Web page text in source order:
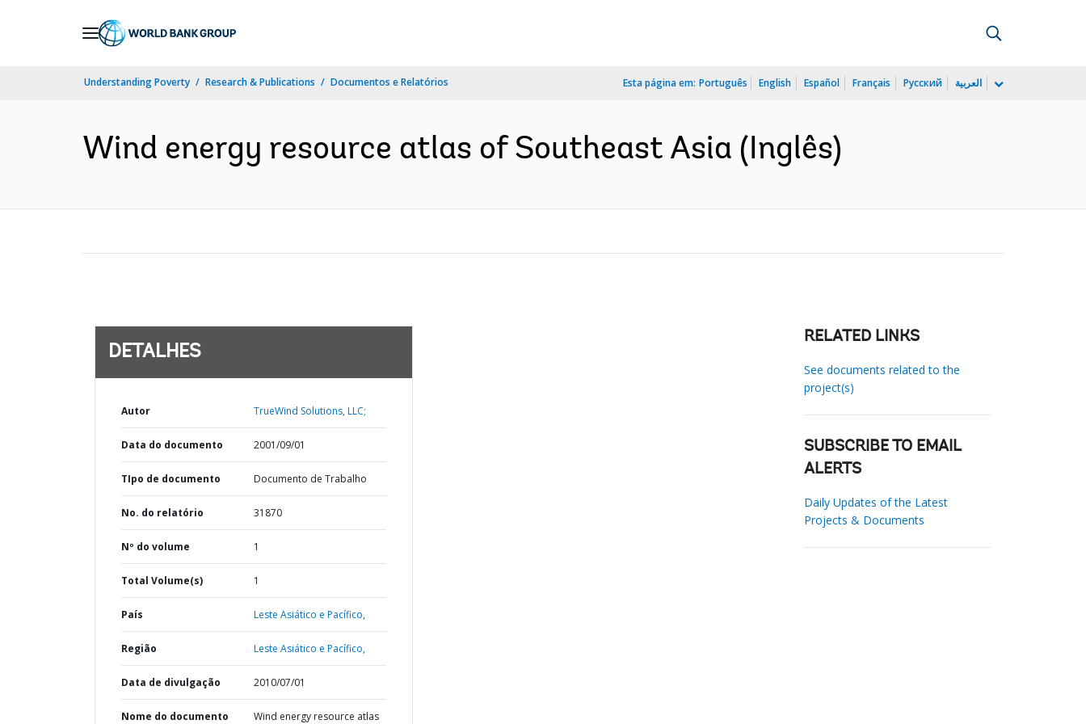
Understanding Poverty Research & Publications Documentos e Relatórios Esta página em: Português English Español Français Русский العربية
Wind energy resource atlas of Southeast Asia (Inglês)
DETALHES
Autor TrueWind Solutions, LLC;
Data do documento 2001/09/01
TIpo de documento Documento de Trabalho
No. do relatório 31870
Nº do volume 1
Total Volume(s) 1
País Leste Asiático e Pacífico,
Região Leste Asiático e Pacífico,
Data de divulgação 2010/07/01
Nome do documento
Wind energy resource atlas
RELATED LINKS
See documents related to the
project(s)
SUBSCRIBE TO EMAIL
ALERTS
Daily Updates of the Latest
Projects & Documents